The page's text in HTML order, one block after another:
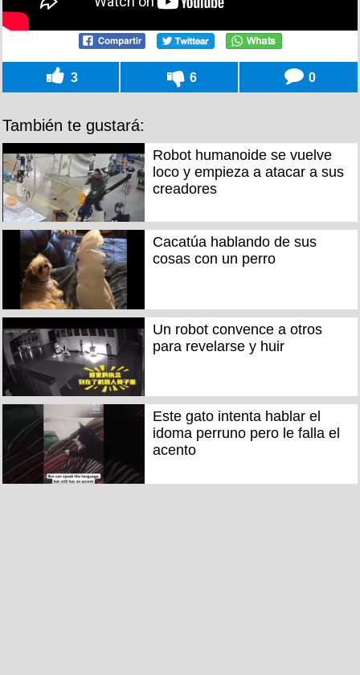
3 6 0
También te gustará:
Robot humanoide se vuelve
loco y empieza a atacar a sus
creadores
Cacatúa hablando de sus
cosas con un perro
Un robot convence a otros
para revelarse y huir
Este gato intenta hablar el
idoma perruno pero le falla el
acento